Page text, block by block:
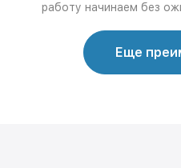
работу начинаем без
Еще